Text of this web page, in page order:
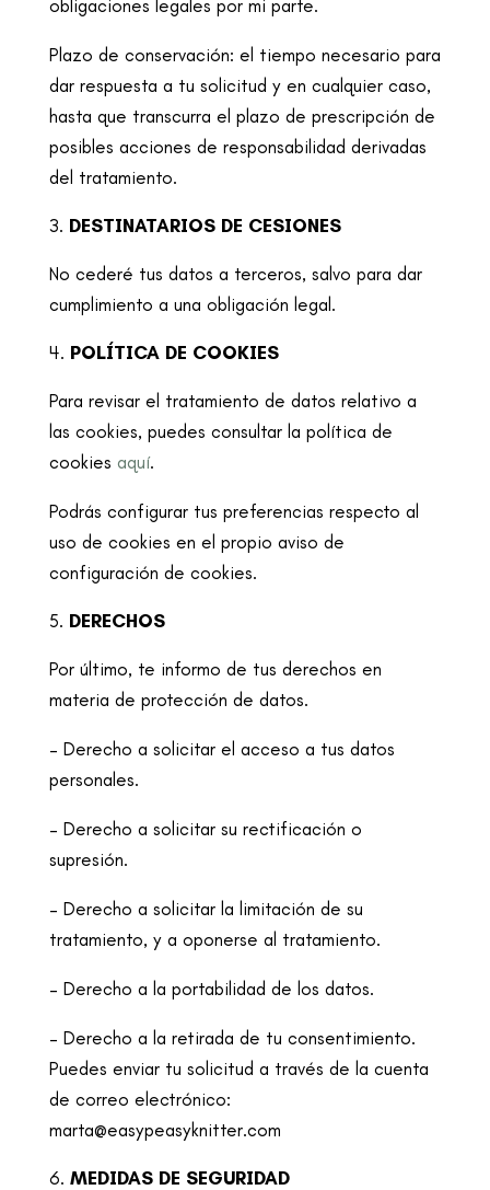
obligaciones legales por mi parte.
Plazo de conservación: el tiempo necesario para
dar respuesta a tu solicitud y en cualquier caso,
hasta que transcurra el plazo de prescripción de
posibles acciones de responsabilidad derivadas
del tratamiento.
DESTINATARIOS DE CESIONES
No cederé tus datos a terceros, salvo para dar
cumplimiento a una obligación legal.
POLÍTICA DE COOKIES
Para revisar el tratamiento de datos relativo a
las cookies, puedes consultar la política de
cookies aquí.
Podrás configurar tus preferencias respecto al
uso de cookies en el propio aviso de
configuración de cookies.
DERECHOS
Por último, te informo de tus derechos en
materia de protección de datos.
– Derecho a solicitar el acceso a tus datos
personales.
– Derecho a solicitar su rectificación o
supresión.
– Derecho a solicitar la limitación de su
tratamiento, y a oponerse al tratamiento.
– Derecho a la portabilidad de los datos.
– Derecho a la retirada de tu consentimiento.
Puedes enviar tu solicitud a través de la cuenta
de correo electrónico:
marta@easypeasyknitter.com
MEDIDAS DE SEGURIDAD